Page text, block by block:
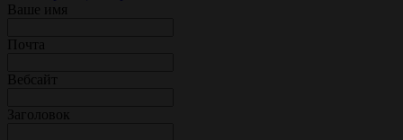
Ваше имя
Почта
Вебсайт
Заголовок